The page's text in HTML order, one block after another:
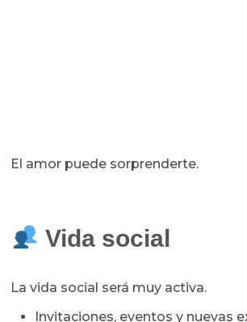
El amor puede sorprenderte.
Vida social
La vida social será muy activa.
Invitaciones, eventos y nuevas